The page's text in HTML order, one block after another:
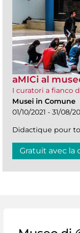
aMICi al
I curatori a fianco
Musei in Comune
01/10/2021 - 31/08/
Didactique pour
Gratuit avec la